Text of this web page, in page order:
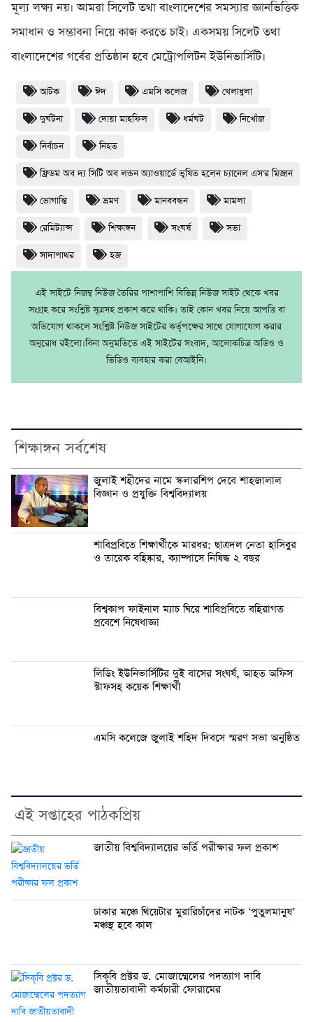
মূল্য লক্ষ্য নয়। আমরা সিলেট তথা বাংলাদেশের সমস্যার জ্ঞানভিত্তিক
সমাধান ও সম্ভাবনা নিয়ে কাজ করতে চাই। একসময় সিলেট তথা
বাংলাদেশের গর্বের প্রতিষ্ঠান হবে মেট্রোপলিটন ইউনিভার্সিটি।
আটক ঈদ এমসি কলেজ খেলাধুলা
দুর্ঘটনা দোয়া মাহফিল ধর্মঘট নিখোঁজ
নির্বাচন নিহত
ফ্রিডম অব দ্য সিটি অব লন্ডন অ্যাওয়ার্ডে ভূষিত হলেন চ্যানেল এস'র মিজান
ভোগান্তি ভ্রমণ মানববন্ধন মামলা
রেমিট্যান্স শিক্ষাঙ্গন সংঘর্ষ সভা
সাদাপাথর হজ
এই সাইটে নিজম্ব নিউজ তৈরির পাশাপাশি বিভিন্ন নিউজ সাইট থেকে খবর
সংগ্রহ করে সংশ্লিষ্ট সূত্রসহ প্রকাশ করে থাকি। তাই কোন খবর নিয়ে আপত্তি বা
অভিযোগ থাকলে সংশ্লিষ্ট নিউজ সাইটের কর্তৃপক্ষের সাথে যোগাযোগ করার
অনুরোধ রইলো।বিনা অনুমতিতে এই সাইটের সংবাদ, আলোকচিত্র অডিও ও
ভিডিও ব্যবহার করা বেআইনি।
শিক্ষাঙ্গন সর্বশেষ
জুলাই শহীদের নামে স্কলারশিপ দেবে শাহজালাল
বিজ্ঞান ও প্রযুক্তি বিশ্ববিদ্যালয়
শাবিপ্রবিতে শিক্ষার্থীকে মারধর: ছাত্রদল নেতা হাসিবুর
ও তারেক বহিষ্কার, ক্যাম্পাসে নিষিদ্ধ ২ বছর
বিশ্বকাপ ফাইনাল ম্যাচ ঘিরে শাবিপ্রবিতে বহিরাগত
প্রবেশে নিষেধাজ্ঞা
লিডিং ইউনিভার্সিটির দুই বাসের সংঘর্ষ, আহত অফিস
স্টাফসহ কয়েক শিক্ষার্থী
এমসি কলেজে জুলাই শহিদ দিবসে স্মরণ সভা অনুষ্ঠিত
এই সপ্তাহের পাঠকপ্রিয়
জাতীয় বিশ্ববিদ্যালয়ের ভর্তি পরীক্ষার ফল প্রকাশ
ঢাকার মঞ্চে থিয়েটার মুরারিচাঁদের নাটক ‘পুতুলমানুষ’
মঞ্চস্থ হবে কাল
সিকৃবি প্রক্টর ড. মোজাম্মেলের পদত্যাগ দাবি
জাতীয়তাবাদী কর্মচারী ফোরামের